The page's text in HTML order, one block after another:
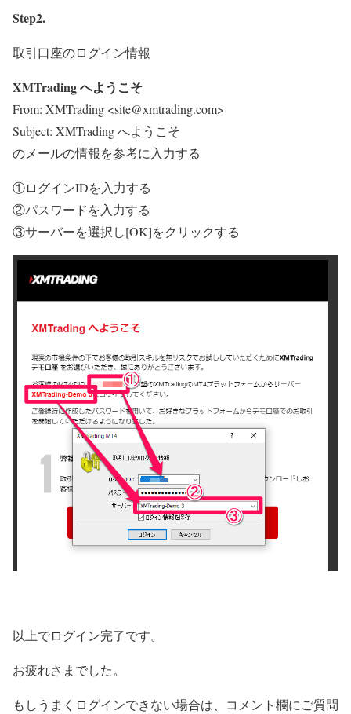
Step2.
取引口座のログイン情報
XMTrading へようこそ
From: XMTrading <site@xmtrading.com>
Subject: XMTrading へようこそ
のメールの情報を参考に入力する
①ログインIDを入力する
②パスワードを入力する
③サーバーを選択し[OK]をクリックする
以上でログイン完了です。
お疲れさまでした。
もしうまくログインできない場合は、コメント欄にご質問